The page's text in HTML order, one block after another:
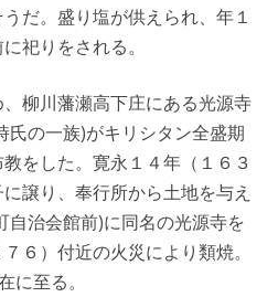
だ。盛り塩が供えられ、年１
祀りをされる。
柳川藩瀬高下庄にある光源寺
氏の一族)がキリシタン全盛期
をした。寛永１４年（１６３
譲り、奉行所から土地を与え
自治会館前)に同名の光源寺を
６）付近の火災により類焼。
に至る。